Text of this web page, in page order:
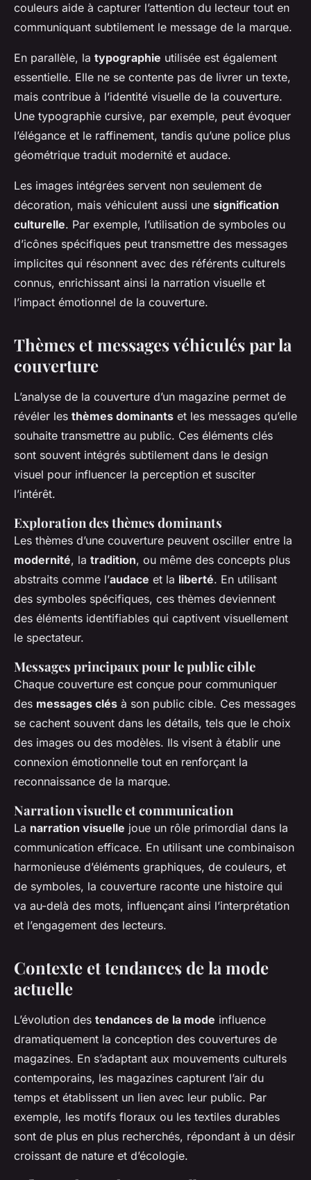
couleurs aide à capturer l’attention du lecteur tout en
communiquant subtilement le message de la marque.
En parallèle, la typographie utilisée est également
essentielle. Elle ne se contente pas de livrer un texte,
mais contribue à l’identité visuelle de la couverture.
Une typographie cursive, par exemple, peut évoquer
l’élégance et le raffinement, tandis qu’une police plus
géométrique traduit modernité et audace.
Les images intégrées servent non seulement de
décoration, mais véhiculent aussi une signification
culturelle. Par exemple, l’utilisation de symboles ou
d’icônes spécifiques peut transmettre des messages
implicites qui résonnent avec des référents culturels
connus, enrichissant ainsi la narration visuelle et
l’impact émotionnel de la couverture.
Thèmes et messages véhiculés par la
couverture
L’analyse de la couverture d’un magazine permet de
révéler les thèmes dominants et les messages qu’elle
souhaite transmettre au public. Ces éléments clés
sont souvent intégrés subtilement dans le design
visuel pour influencer la perception et susciter
l’intérêt.
Exploration des thèmes dominants
Les thèmes d’une couverture peuvent osciller entre la
modernité, la tradition, ou même des concepts plus
abstraits comme l’audace et la liberté. En utilisant
des symboles spécifiques, ces thèmes deviennent
des éléments identifiables qui captivent visuellement
le spectateur.
Messages principaux pour le public cible
Chaque couverture est conçue pour communiquer
des messages clés à son public cible. Ces messages
se cachent souvent dans les détails, tels que le choix
des images ou des modèles. Ils visent à établir une
connexion émotionnelle tout en renforçant la
reconnaissance de la marque.
Narration visuelle et communication
La narration visuelle joue un rôle primordial dans la
communication efficace. En utilisant une combinaison
harmonieuse d’éléments graphiques, de couleurs, et
de symboles, la couverture raconte une histoire qui
va au-delà des mots, influençant ainsi l’interprétation
et l’engagement des lecteurs.
Contexte et tendances de la mode
actuelle
L’évolution des tendances de la mode influence
dramatiquement la conception des couvertures de
magazines. En s’adaptant aux mouvements culturels
contemporains, les magazines capturent l’air du
temps et établissent un lien avec leur public. Par
exemple, les motifs floraux ou les textiles durables
sont de plus en plus recherchés, répondant à un désir
croissant de nature et d’écologie.